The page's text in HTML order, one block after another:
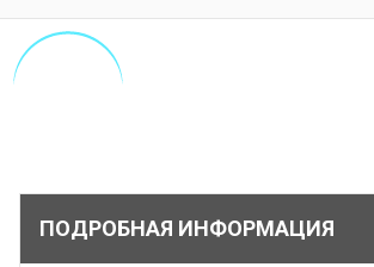
ПОДРОБНАЯ ИНФОРМАЦИЯ